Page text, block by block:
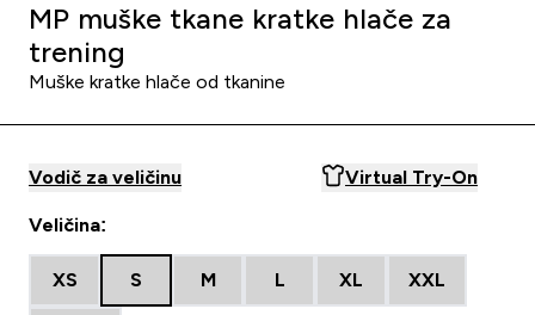
MP muške tkane kratke hlače za
trening
Muške kratke hlače od tkanine
Vodič za veličinu Virtual Try-On
Veličina:
XS S M L XL XXL